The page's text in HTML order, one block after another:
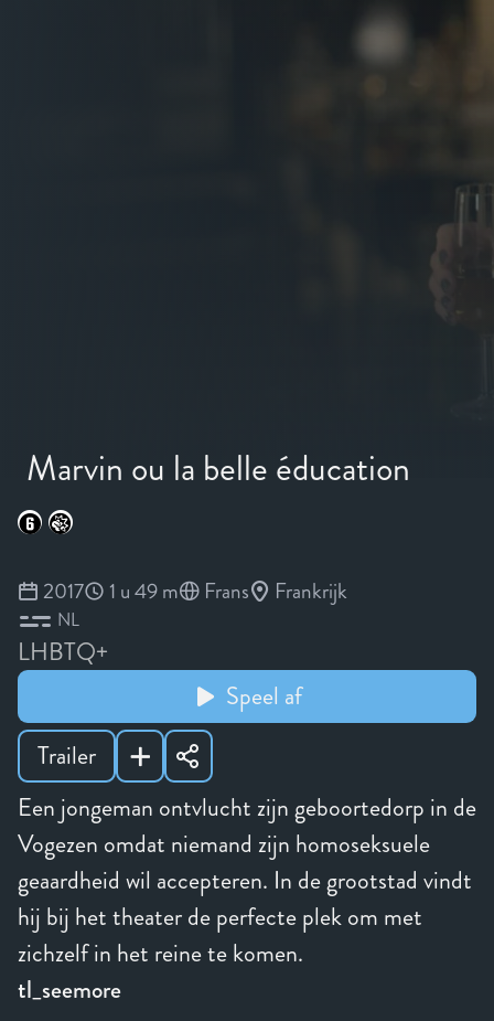
Marvin ou la belle éducation
Een jongeman ontvlucht zijn geboortedorp in de
Vogezen omdat niemand zijn homoseksuele
geaardheid wil accepteren. In de grootstad vindt
hij bij het theater de perfecte plek om met
zichzelf in het reine te komen.
tl_seemore
2017 1 u 49 m Frans Frankrijk
NL
LHBTQ+
Speel af
Trailer